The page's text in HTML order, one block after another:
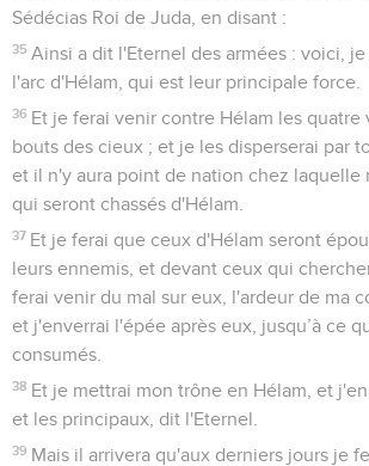
Sédécias Roi de Juda, en disant :
35 Ainsi a dit l'Eternel des armées : voici,
l'arc d'Hélam, qui est leur principale force.
36 Et je ferai venir contre Hélam les quatre
bouts des cieux ; et je les disperserai par
et il n'y aura point de nation chez laquelle
qui seront chassés d'Hélam.
37 Et je ferai que ceux d'Hélam seront
leurs ennemis, et devant ceux qui
ferai venir du mal sur eux, l'ardeur de ma
et j'enverrai l'épée après eux, jusqu’à ce
consumés.
38 Et je mettrai mon trône en Hélam, et
et les principaux, dit l'Eternel.
39 Mais il arrivera qu'aux derniers jours je